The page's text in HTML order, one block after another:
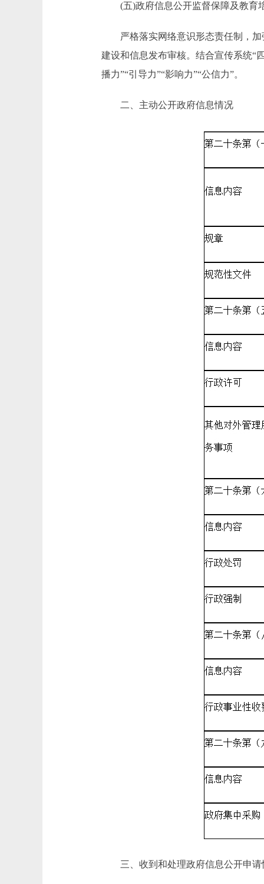
(五)政府信息公开监督保障及教育
严格落实网络意识形态责任制，加
建设和信息发布审核。结合宣传系统“
播力”“引导力”“影响力”“公信力”。
二、主动公开政府信息情况
三、收到和处理政府信息公开申请